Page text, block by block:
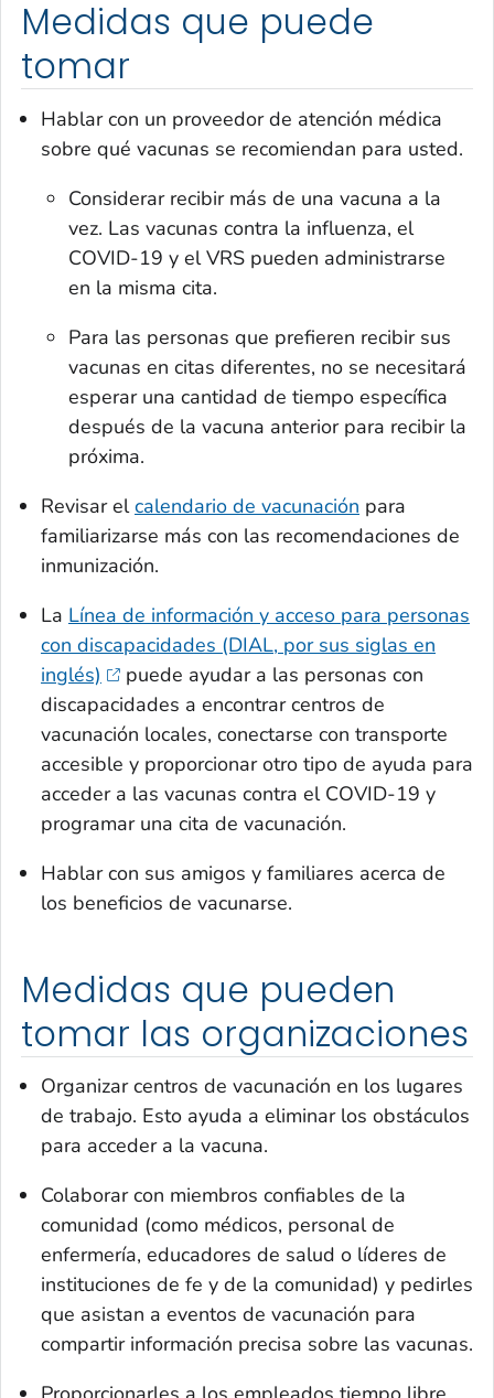
Medidas que puede
tomar
Hablar con un proveedor de atención médica
sobre qué vacunas se recomiendan para usted.
Considerar recibir más de una vacuna a la
vez. Las vacunas contra la influenza, el
COVID-19 y el VRS pueden administrarse
en la misma cita.
Para las personas que prefieren recibir sus
vacunas en citas diferentes, no se necesitará
esperar una cantidad de tiempo específica
después de la vacuna anterior para recibir la
próxima.
Revisar elcalendario de vacunación para
familiarizarse más con las recomendaciones de
inmunización.
La Línea de información y acceso para personas
con discapacidades (DIAL, por sus siglas en
inglés)
puede ayudar a las personas con
discapacidades a encontrar centros de
vacunación locales, conectarse con transporte
accesible y proporcionar otro tipo de ayuda para
acceder a las vacunas contra el COVID-19 y
programar una cita de vacunación.
Hablar con sus amigos y familiares acerca de
los beneficios de vacunarse.
Medidas que pueden
tomar las organizaciones
Organizar centros de vacunación en los lugares
de trabajo. Esto ayuda a eliminar los obstáculos
para acceder a la vacuna.
Colaborar con miembros confiables de la
comunidad (como médicos, personal de
enfermería, educadores de salud o líderes de
instituciones de fe y de la comunidad) y pedirles
que asistan a eventos de vacunación para
compartir información precisa sobre las vacunas.